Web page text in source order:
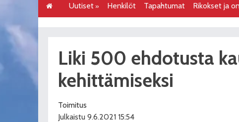
Uutiset Henkilöt Tapahtumat Rikokset ja
Liki 500 ehdotusta
kehittämiseksi
Toimitus
Julkaistu 9.6.2021 15:54